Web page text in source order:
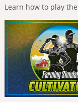
Learn how to play